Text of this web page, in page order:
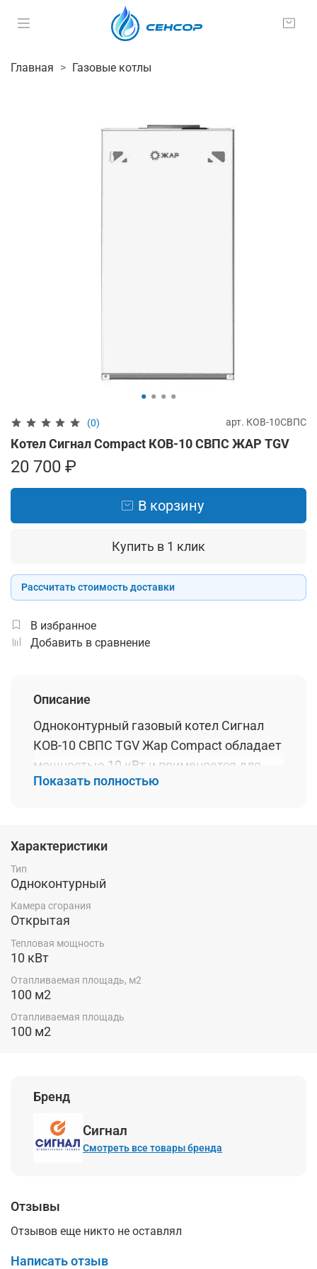
Главная Газовые котлы
(0) арт. КОВ-10СВПС
Котел Сигнал Compact КОВ-10 СВПС ЖАР TGV
20 700 ₽
В корзину
Купить в 1 клик
Рассчитать стоимость доставки
В избранное
Добавить в сравнение
Описание
Одноконтурный газовый котел Сигнал
КОВ-10 СВПС TGV Жар Compact обладает
мощностью 10 кВт и применяется для
отопления дома площадью до 100 м².
EUROSIT 630) и относится к типу
встроенной атмосферной горелкой, что
повышает надёжность и экономичность.
Благодаря высокому качеству сборки
прибор стабильно функционирует при
нестабильном электроснабжении, а
автоматический режим нагрева воды
обеспечивает комфорт без
дополнительного обслуживания.
распределённой нагрузкой. Технология
AQUA LIVE ускоряет циркуляцию
теплоносителя, обеспечивая быстрый и
Показать полностью
Характеристики
Тип
Одноконтурный
Камера сгорания
Открытая
Тепловая мощность
10 кВт
Отапливаемая площадь, м2
100 м2
Отапливаемая площадь
100 м2
Бренд
Сигнал
Смотреть все товары бренда
Отзывы
Отзывов еще никто не оставлял
Написать отзыв